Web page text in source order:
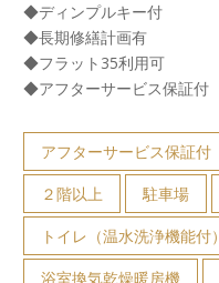
◆ディンプルキー付
◆長期修繕計画有
◆フラット35利用可
◆アフターサービス保証付
アフターサービス保証付
２階以上
駐車場
トイレ（温水洗浄機能付）
浴室換気乾燥暖房機